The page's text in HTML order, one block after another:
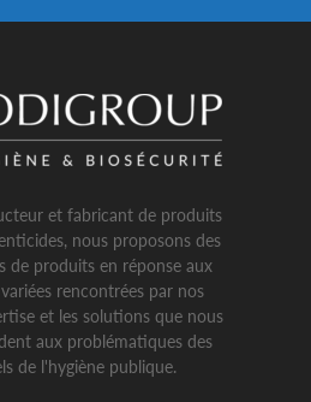
et fabricant de produits
nous proposons des
de produits en réponse aux
rencontrées par nos
et les solutions que nous
aux problématiques des
de l'hygiène publique.